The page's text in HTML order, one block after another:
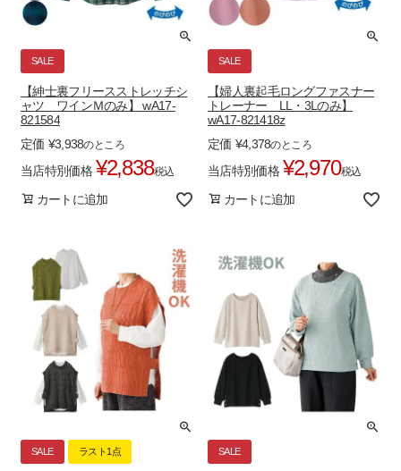
SALE
【紳士裏フリースストレッチシ
ャツ ワインＭのみ】 wA17-
821584
定価 ¥3,938のところ
当店特別価格 ¥2,838税込
カートに追加
SALE
【婦人裏起毛ロングファスナー
トレーナー LL・3Lのみ】
wA17-821418z
定価 ¥4,378のところ
当店特別価格 ¥2,970税込
カートに追加
SALE ラスト1点 SALE